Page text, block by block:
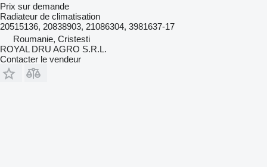
Prix sur demande
Radiateur de climatisation
20515136, 20838903, 21086304, 3981637-17
Roumanie, Cristesti
ROYAL DRU AGRO S.R.L.
Contacter le vendeur